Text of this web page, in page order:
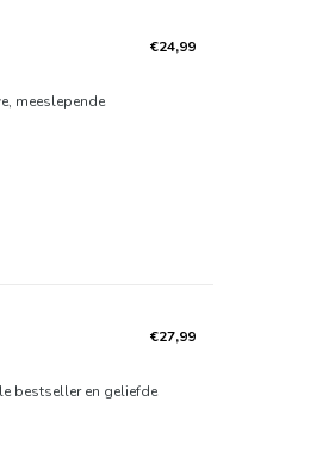
€24,99
meeslepende
€27,99
bestseller en geliefde